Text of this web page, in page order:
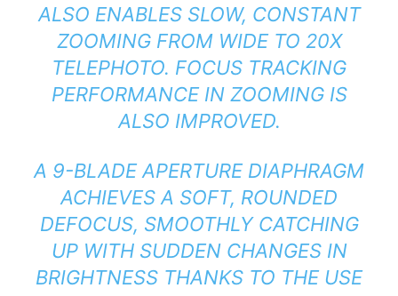
ALSO ENABLES SLOW, CONSTANT
ZOOMING FROM WIDE TO 20X
TELEPHOTO. FOCUS TRACKING
PERFORMANCE IN ZOOMING IS
ALSO IMPROVED.
A 9-BLADE APERTURE DIAPHRAGM
ACHIEVES A SOFT, ROUNDED
DEFOCUS, SMOOTHLY CATCHING
UP WITH SUDDEN CHANGES IN
BRIGHTNESS THANKS TO THE USE